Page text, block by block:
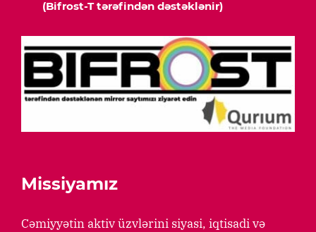
(Bifrost-T tərəfindən dəstəklənir)
Missiyamız
Cəmiyyətin aktiv üzvlərini siyasi, iqtisadi və